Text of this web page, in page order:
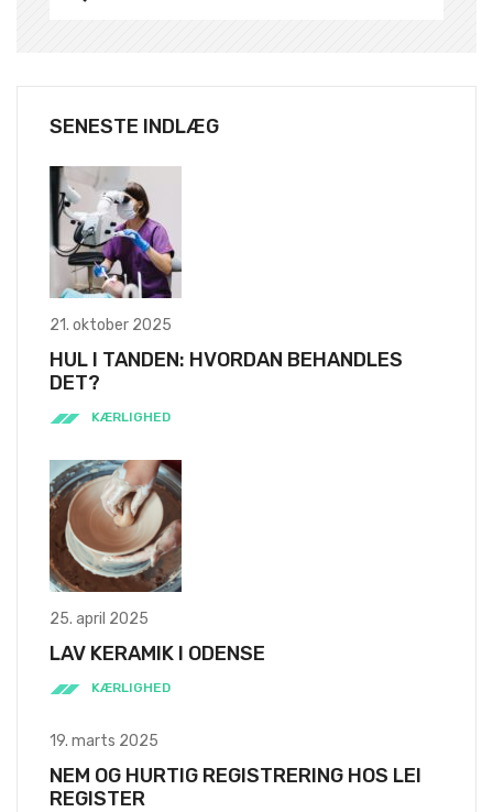
SENESTE INDLÆG
21. oktober 2025
HUL I TANDEN: HVORDAN BEHANDLES
DET?
KÆRLIGHED
25. april 2025
LAV KERAMIK I ODENSE
KÆRLIGHED
19. marts 2025
NEM OG HURTIG REGISTRERING HOS LEI
REGISTER